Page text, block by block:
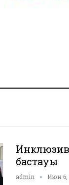
бастауы
admin Июн 6,